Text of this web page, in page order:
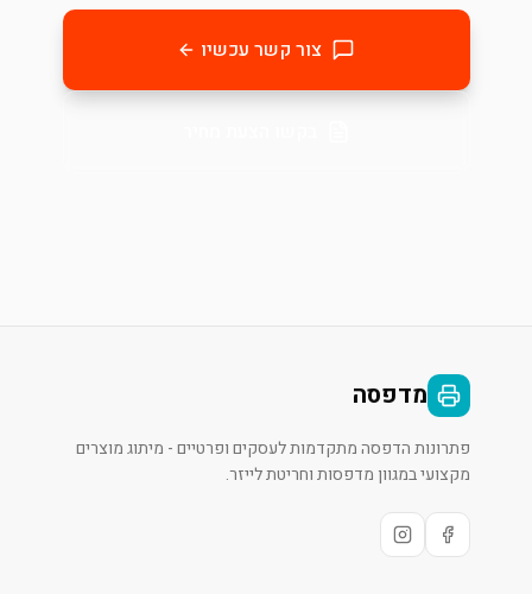
צור קשר עכשיו
מדפסה
פתרונות הדפסה מתקדמות לעסקים ופרטיים - מיתוג מוצרים
מקצועי במגוון מדפסות וחריטת לייזר.